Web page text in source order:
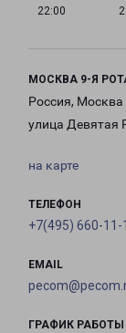
22:00
МОСКВА 9-Я
Россия,
улица Девятая
на карте
ТЕЛЕФОН
+7(495) 660-11-
EMAIL
ГРАФИК РАБОТЫ